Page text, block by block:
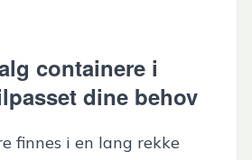
containere i
dine behov
finnes i en lang rekke